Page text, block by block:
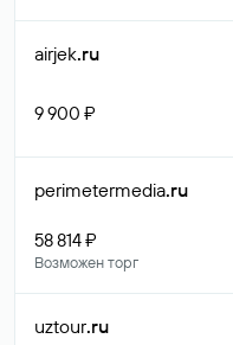
airjek.ru
9 900 ₽
perimetermedia.ru
58 814 ₽
Возможен торг
uztour.ru